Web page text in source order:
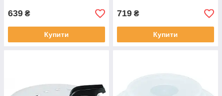
639 ₴
Купити
719 ₴
Купити